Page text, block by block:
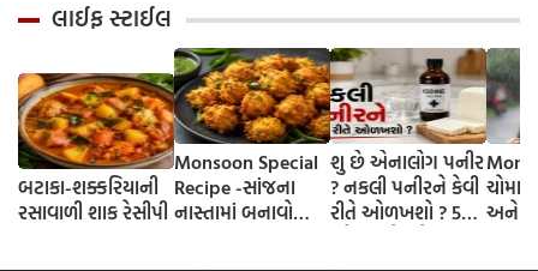
ઘરેલુ ઉપચાર
જોઈએ ? જાણી લો
નહી તો થશે પસ્તાવો સામે
લાઈફ સ્ટાઈલ
બટાકા-શક્કરિયાની
રસાવાળી શાક રેસીપી
Monsoon Special
Recipe -સાંજના
નાસ્તામાં બનાવો
ભજીયા, એવો સ્વાદ કે
શુ છે એનાલોગ પનીર
? નકલી પનીરને કેવી
રીતે ઓળખશો ? 5
અને
ઉપાય